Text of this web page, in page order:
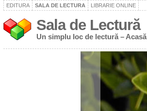
EDITURA SALA DE LECTURA LIBRARIE ONLINE
Sala de Lectură
Un simplu loc de lectură – Acasă